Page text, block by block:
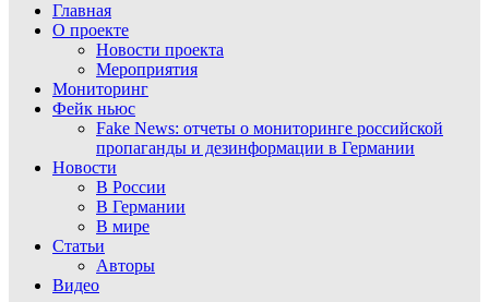
Главная
О проекте
Новости проекта
Мероприятия
Мониторинг
Фейк ньюс
Fake News: отчеты о мониторинге российской
пропаганды и дезинформации в Германии
Новости
В России
В Германии
В мире
Статьи
Авторы
Видео